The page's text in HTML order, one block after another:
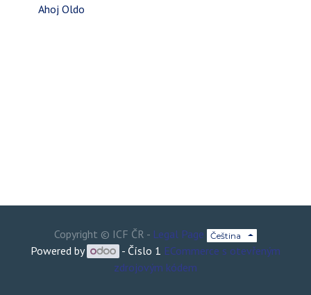
Ahoj Oldo
Copyright © ICF ČR - Legal Page Čeština
Powered by - Číslo 1 ECommerce s otevřeným
zdrojovým kódem